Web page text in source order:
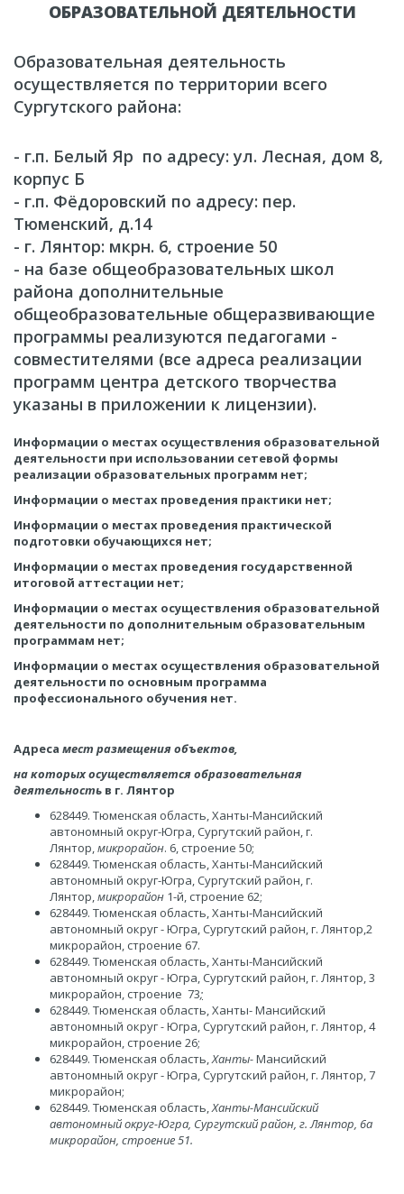
ОБРАЗОВАТЕЛЬНОЙ ДЕЯТЕЛЬНОСТИ
Образовательная деятельность
осуществляется по территории всего
Сургутского района:
- г.п. Белый Яр по адресу: ул. Лесная, дом 8,
корпус Б
- г.п. Фёдоровский по адресу: пер.
Тюменский, д.14
- г. Лянтор: мкрн. 6, строение 50
- на базе общеобразовательных школ
района дополнительные
общеобразовательные общеразвивающие
программы реализуются педагогами -
совместителями (все адреса реализации
программ центра детского творчества
указаны в приложении к лицензии).
Информации о местах осуществления образовательной
деятельности при использовании сетевой формы
реализации образовательных программ нет;
Информации о местах проведения практики нет;
Информации о местах проведения практической
подготовки обучающихся нет;
Информации о местах проведения государственной
итоговой аттестации нет;
Информации о местах осуществления образовательной
деятельности по дополнительным образовательным
программам нет;
Информации о местах осуществления образовательной
деятельности по основным программа
профессионального обучения нет.
Адреса мест размещения объектов,
на которых осуществляется образовательная
деятельность в г. Лянтор
628449. Тюменская область, Ханты-Мансийский
автономный округ-Югра, Сургутский район, г.
Лянтор, микрорайон. 6, строение 50;
628449. Тюменская область, Ханты-Мансийский
автономный округ-Югра, Сургутский район, г.
Лянтор, микрорайон 1-й, строение 62;
628449. Тюменская область, Ханты-Мансийский
автономный округ - Югра, Сургутский район, г. Лянтор,2
микрорайон, строение 67.
628449. Тюменская область, Ханты-Мансийский
автономный округ-Югра, Сургутский район, г. Лянтор, 3
микрорайон, строение 73;
628449. Тюменская область, Ханты-Мансийский
автономный округ-Югра, Сургутский район, г. Лянтор, 4
микрорайон, строение 26;
628449. Тюменская область, Ханты-Мансийский
автономный округ-Югра, Сургутский район, г. Лянтор, 7
микрорайон;
628449. Тюменская область, Ханты-Мансийский
автономный округ-Югра, Сургутский район, г. Лянтор, 6а
микрорайон, строение 51.